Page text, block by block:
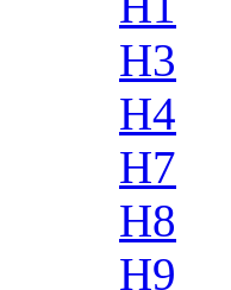
H3
H4
H7
H8
H9